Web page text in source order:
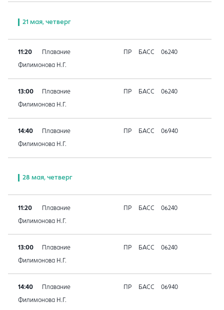
21 мая, четверг
11:20 Плавание ПР БАСС 06240
Филимонова Н.Г.
13:00 Плавание ПР БАСС 06240
Филимонова Н.Г.
14:40 Плавание ПР БАСС 06940
Филимонова Н.Г.
28 мая, четверг
11:20 Плавание ПР БАСС 06240
Филимонова Н.Г.
13:00 Плавание ПР БАСС 06240
Филимонова Н.Г.
14:40 Плавание ПР БАСС 06940
Филимонова Н.Г.